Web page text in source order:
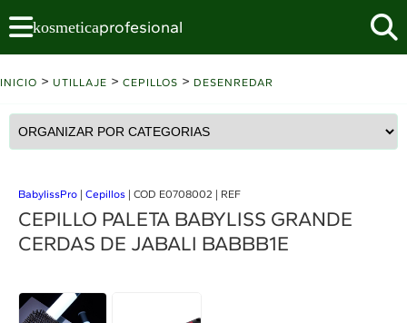
kosmeticaprofesional
INICIO > UTILLAJE > CEPILLOS > DESENREDAR
BabylissPro | Cepillos | COD E0708002 | REF
CEPILLO PALETA BABYLISS GRANDE
CERDAS DE JABALI BABBB1E